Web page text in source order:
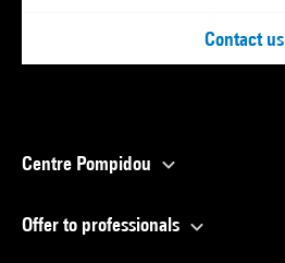
Contact us
Centre Pompidou
Offer to professionals